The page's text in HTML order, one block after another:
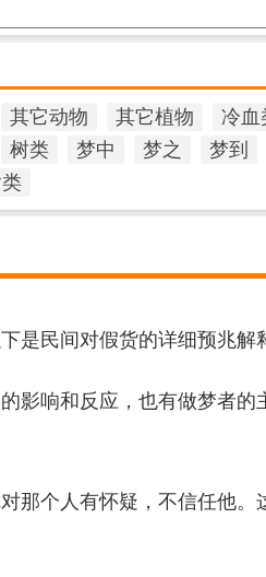
其它动物 其它植物 冷血
树类 梦中 梦之 梦到
是民间对假货的详细预兆解
影响和反应，也有做梦者的
那个人有怀疑，不信任他。